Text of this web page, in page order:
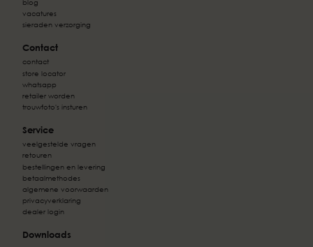
blog
vacatures
sieraden verzorging
Contact
contact
store locator
whatsapp
retailer worden
trouwfoto's insturen
Service
veelgestelde vragen
retouren
bestellingen en levering
betaalmethodes
algemene voorwaarden
privacyverklaring
dealer login
Downloads